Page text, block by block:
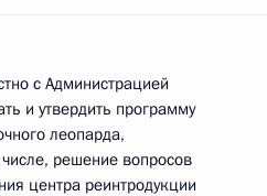
с Администрацией
и утвердить программу
леопарда,
решение вопросов
центра реинтродукции